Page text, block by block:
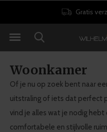
30
Woonkamer
Of je nu op zoek bent naar
uitstraling of iets dat perfect
vind je alles wat je nodig
comfortabele en stijlvolle